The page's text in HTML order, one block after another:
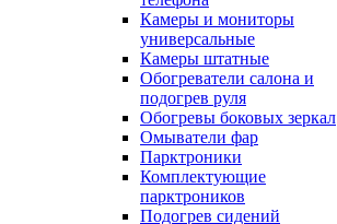
Камеры и мониторы
универсальные
Камеры штатные
Обогреватели салона и
подогрев руля
Обогревы боковых зеркал
Омыватели фар
Парктроники
Комплектующие
парктроников
Подогрев сидений